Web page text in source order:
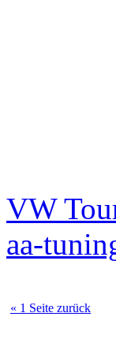
VW
aa-
« 1 Seite zurück